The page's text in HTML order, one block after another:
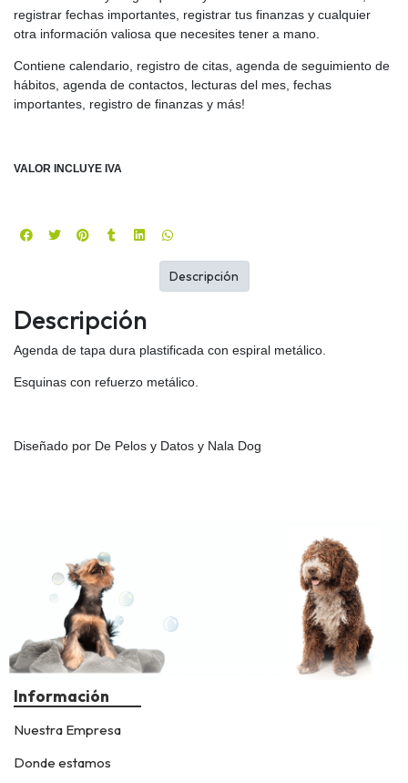
registrar fechas importantes, registrar tus finanzas y cualquier
otra información valiosa que necesites tener a mano.
Contiene calendario, registro de citas, agenda de seguimiento de
hábitos, agenda de contactos, lecturas del mes, fechas
importantes, registro de finanzas y más!
VALOR INCLUYE IVA
Descripción
Agenda de tapa dura plastificada con espiral metálico.
Esquinas con refuerzo metálico.
Diseñado por De Pelos y Datos y Nala Dog
Descripción
Información
Nuestra Empresa
Donde estamos